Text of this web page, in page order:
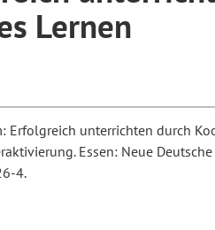
Lernen
Erfolgreich unterrichten durch
Essen: Neue
4.